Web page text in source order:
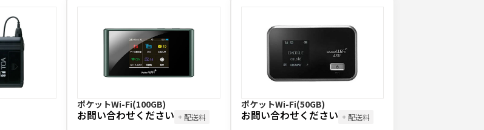
ポケットWi-Fi(100GB)
お問い合わせください + 配送料
ポケットWi-Fi(50GB)
お問い合わせください + 配送料